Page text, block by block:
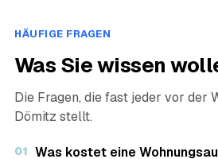
HÄUFIGE FRAGEN
Was Sie wissen
Die Fragen, die fast jeder vor der
Dömitz stellt.
01 Was kostet eine